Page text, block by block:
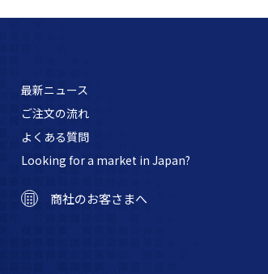
最新ニュース
ご注文の流れ
よくある質問
Looking for a market in Japan?
商社のお客さまへ